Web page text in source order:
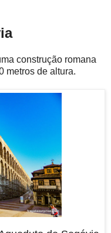
construção romana
metros de altura.